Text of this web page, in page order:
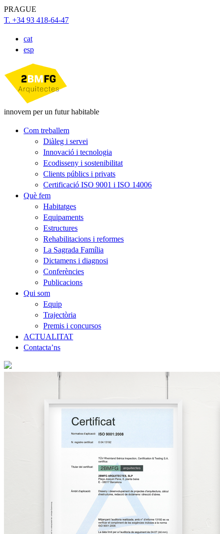
PRAGUE
T. +34 93 418-64-47
cat
esp
innovem per un futur habitable
Com treballem
Diàleg i servei
Innovació i tecnologia
Ecodisseny i sostenibilitat
Clients públics i privats
Certificació ISO 9001 i ISO 14006
Què fem
Habitatges
Equipaments
Estructures
Rehabilitacions i reformes
La Sagrada Família
Dictamens i diagnosi
Conferències
Publicacions
Qui som
Equip
Trajectòria
Premis i concursos
ACTUALITAT
Contacta’ns